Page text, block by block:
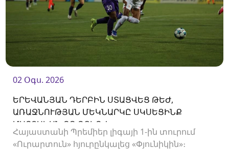
02 Օգս. 2026
ԵՐԵՎԱՆՅԱՆ ԴԵՐԲԻՆ ՍՏԱՑՎԵՑ ԹԵԺ,
ԱՌԱՋՆՈՒԹՅԱՆ ՄԵԿՆԱՐԿԸ ՍԿՍԵՑԻՆՔ
ՄԱՐՏԱԿԱՆ ՈՉ-ՈՔԻՈՎ
Հայաստանի Պրեմիեր լիգայի 1-ին տուրում
«Ուրարտուն» հյուրընկալեց «Փյունիկին»։